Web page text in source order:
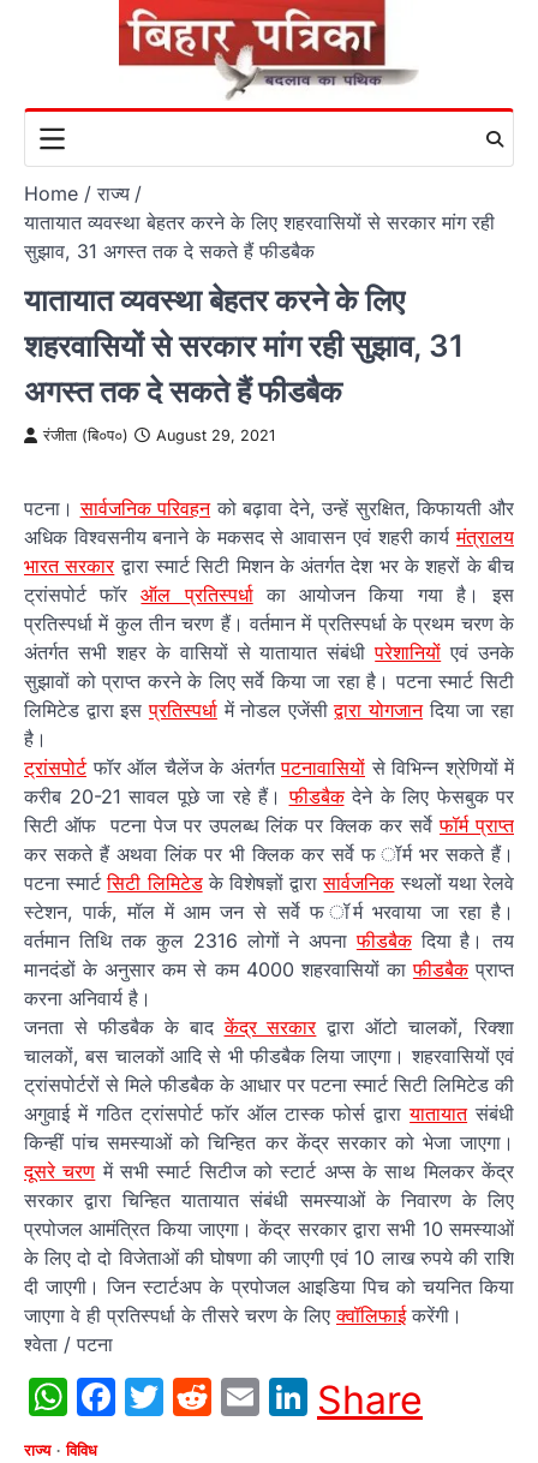
Home
राज्य
यातायात व्यवस्था बेहतर करने के लिए शहरवासियों से सरकार मांग रही
सुझाव, 31 अगस्त तक दे सकते हैं फीडबैक
यातायात व्यवस्था बेहतर करने के लिए
शहरवासियों से सरकार मांग रही सुझाव, 31
अगस्त तक दे सकते हैं फीडबैक
रंजीता (बि०प०) August 29, 2021
पटना।सार्वजनिक परिवहनको बढ़ावा देने, उन्हें सुरक्षित, किफायती और
अधिक विश्वसनीय बनाने के मकसद से आवासन एवं शहरी कार्यमंत्रालय
भारत सरकारद्वारा स्मार्ट सिटी मिशन के अंतर्गत देश भर के शहरों के बीच
ट्रांसपोर्ट फाॅरऑल प्रतिस्पर्धाका आयोजन किया गया है। इस
प्रतिस्पर्धा में कुल तीन चरण हैं। वर्तमान में प्रतिस्पर्धा के प्रथम चरण के
अंतर्गत सभी शहर के वासियों से यातायात संबंधीपरेशानियों एवं उनके
सुझावों को प्राप्त करने के लिए सर्वे किया जा रहा है। पटना स्मार्ट सिटी
लिमिटेड द्वारा इसप्रतिस्पर्धामें नोडल एजेंसीद्वारा योगजानदिया जा रहा
है।
ट्रांसपोर्टफॉर ऑल चैलेंज के अंतर्गतपटनावासियों से विभिन्न श्रेणियों में
करीब 20-21 सावल पूछे जा रहे हैं।फीडबैकदेने के लिए फेसबुक पर
सिटी ऑफ पटना पेज पर उपलब्ध लिंक पर क्लिक कर सर्वेफॉर्म प्राप्त
कर सकते हैं अथवा लिंक पर भी क्लिक कर सर्वे फ ॉर्म भर सकते हैं।
पटना स्मार्टसिटी लिमिटेडके विशेषज्ञों द्वारासार्वजनिकस्थलों यथा रेलवे
स्टेशन, पार्क, मॉल में आम जन से सर्वे फ ॉर्म भरवाया जा रहा है।
वर्तमान तिथि तक कुल 2316 लोगों ने अपनाफीडबैकदिया है। तय
मानदंडों के अनुसार कम से कम 4000 शहरवासियों काफीडबैकप्राप्त
करना अनिवार्य है।
जनता से फीडबैक के बादकेंद्र सरकारद्वारा ऑटो चालकों, रिक्शा
चालकों, बस चालकों आदि से भी फीडबैक लिया जाएगा। शहरवासियों एवं
ट्रांसपोर्टरों से मिले फीडबैक के आधार पर पटना स्मार्ट सिटी लिमिटेड की
अगुवाई में गठित ट्रांसपोर्ट फाॅर ऑल टास्क फोर्स द्वारायातायातसंबंधी
किन्हीं पांच समस्याओं को चिन्हित कर केंद्र सरकार को भेजा जाएगा।
दूसरे चरण में सभी स्मार्ट सिटीज को स्टार्ट अप्स के साथ मिलकर केंद्र
सरकार द्वारा चिन्हित यातायात संबंधी समस्याओं के निवारण के लिए
प्रपोजल आमंत्रित किया जाएगा। केंद्र सरकार द्वारा सभी 10 समस्याओं
के लिए दो दो विजेताओं की घोषणा की जाएगी एवं 10 लाख रुपये की राशि
दी जाएगी। जिन स्टार्टअप के प्रपोजल आइडिया पिच को चयनित किया
जाएगा वे ही प्रतिस्पर्धा के तीसरे चरण के लिएक्वॉलिफाईकरेंगी।
श्वेता / पटना
WhatsApp
Facebook
Twitter
Reddit
EmailLinkedIn
Share
राज्य विविध